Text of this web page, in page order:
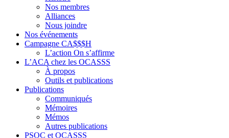
Nos membres
Alliances
Nous joindre
Nos événements
Campagne CA$$$H
L’action On s’affirme
L’ACA chez les OCASSS
À propos
Outils et publications
Publications
Communiqués
Mémoires
Mémos
Autres publications
PSOC et OCASSS